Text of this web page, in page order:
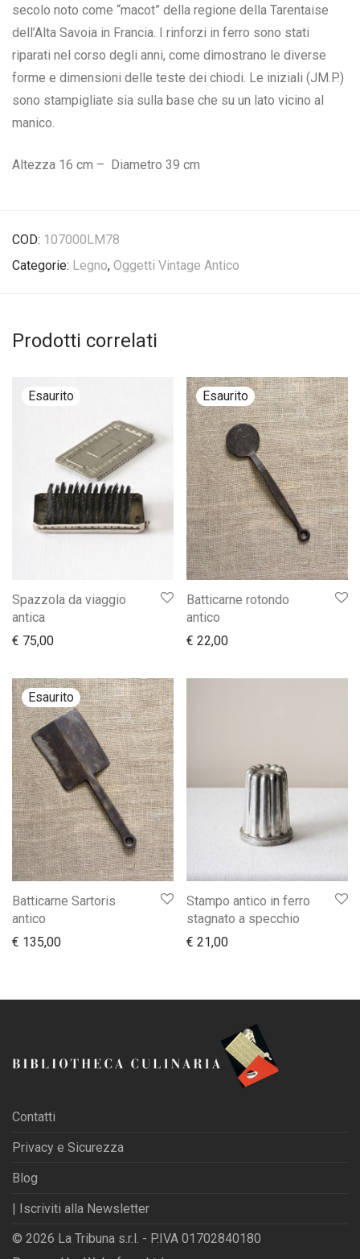
secolo noto come “macot” della regione della Tarentaise
dell’Alta Savoia in Francia. I rinforzi in ferro sono stati
riparati nel corso degli anni, come dimostrano le diverse
forme e dimensioni delle teste dei chiodi. Le iniziali (JM.P.)
sono stampigliate sia sulla base che su un lato vicino al
manico.
Altezza 16 cm – Diametro 39 cm
COD: 107000LM78
Categorie: Legno, Oggetti Vintage Antico
Prodotti correlati
Spazzola da viaggio
antica
€ 75,00
Batticarne rotondo
antico
€ 22,00
Batticarne Sartoris
antico
€ 135,00
Stampo antico in ferro
stagnato a specchio
€ 21,00
Contatti
Privacy e Sicurezza
Blog
| Iscriviti alla Newsletter
© 2026 La Tribuna s.r.l. - P.IVA 01702840180